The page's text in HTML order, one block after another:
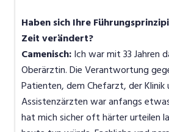
Haben sich Ihre
Zeit verändert?
Camenisch:Ich war mit 33 Jahren
Oberärztin. Die Verantwortung
Patienten, dem Chefarzt, der Klinik
Assistenzärzten war anfangs
hat mich sicher oft härter urteilen